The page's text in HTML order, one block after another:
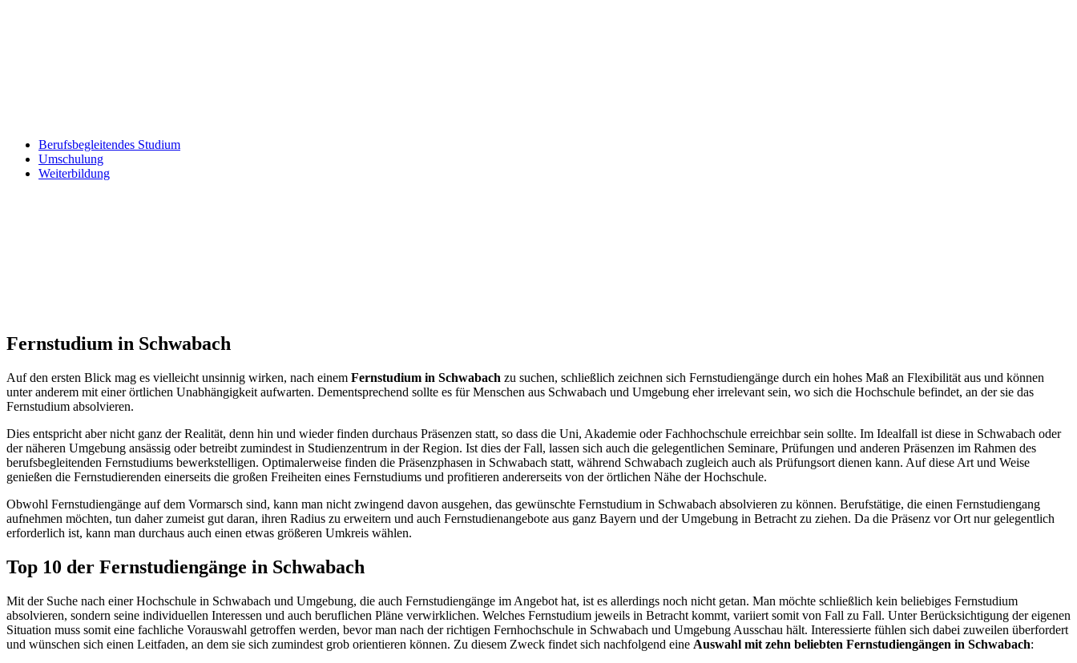
Berufsbegleitendes Studium
Umschulung
Weiterbildung
Fernstudium in Schwabach
Auf den ersten Blick mag es vielleicht unsinnig wirken, nach einem Fernstudium in Schwabach zu suchen, schließlich zeichnen sich Fernstudiengänge durch ein hohes Maß an Flexibilität aus und können
unter anderem mit einer örtlichen Unabhängigkeit aufwarten. Dementsprechend sollte es für Menschen aus Schwabach und Umgebung eher irrelevant sein, wo sich die Hochschule befindet, an der sie das
Fernstudium absolvieren.
Dies entspricht aber nicht ganz der Realität, denn hin und wieder finden durchaus Präsenzen statt, so dass die Uni, Akademie oder Fachhochschule erreichbar sein sollte. Im Idealfall ist diese in Schwabach oder
der näheren Umgebung ansässig oder betreibt zumindest in Studienzentrum in der Region. Ist dies der Fall, lassen sich auch die gelegentlichen Seminare, Prüfungen und anderen Präsenzen im Rahmen des
berufsbegleitenden Fernstudiums bewerkstelligen. Optimalerweise finden die Präsenzphasen in Schwabach statt, während Schwabach zugleich auch als Prüfungsort dienen kann. Auf diese Art und Weise
genießen die Fernstudierenden einerseits die großen Freiheiten eines Fernstudiums und profitieren andererseits von der örtlichen Nähe der Hochschule.
Obwohl Fernstudiengänge auf dem Vormarsch sind, kann man nicht zwingend davon ausgehen, das gewünschte Fernstudium in Schwabach absolvieren zu können. Berufstätige, die einen Fernstudiengang
aufnehmen möchten, tun daher zumeist gut daran, ihren Radius zu erweitern und auch Fernstudienangebote aus ganz Bayern und der Umgebung in Betracht zu ziehen. Da die Präsenz vor Ort nur gelegentlich
erforderlich ist, kann man durchaus auch einen etwas größeren Umkreis wählen.
Top 10 der Fernstudiengänge in Schwabach
Mit der Suche nach einer Hochschule in Schwabach und Umgebung, die auch Fernstudiengänge im Angebot hat, ist es allerdings noch nicht getan. Man möchte schließlich kein beliebiges Fernstudium
absolvieren, sondern seine individuellen Interessen und auch beruflichen Pläne verwirklichen. Welches Fernstudium jeweils in Betracht kommt, variiert somit von Fall zu Fall. Unter Berücksichtigung der eigenen
Situation muss somit eine fachliche Vorauswahl getroffen werden, bevor man nach der richtigen Fernhochschule in Schwabach und Umgebung Ausschau hält. Interessierte fühlen sich dabei zuweilen überfordert
und wünschen sich einen Leitfaden, an dem sie sich zumindest grob orientieren können. Zu diesem Zweck findet sich nachfolgend eine Auswahl mit zehn beliebten Fernstudiengängen in Schwabach: